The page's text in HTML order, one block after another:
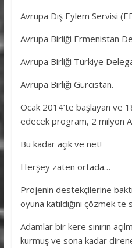
Avrupa Dış Eylem Servisi
Avrupa Birliği Ermenistan
Avrupa Birliği Türkiye
Avrupa Birliği Gürcistan.
Ocak 2014’te başlayan ve
edecek program, 2 milyon
Bu kadar açık ve net!
Herşey zaten ortada…
Projenin destekçilerine
oyuna katıldığını çözmek
Adamlar bir kere sınırın
kurmuş ve sona kadar